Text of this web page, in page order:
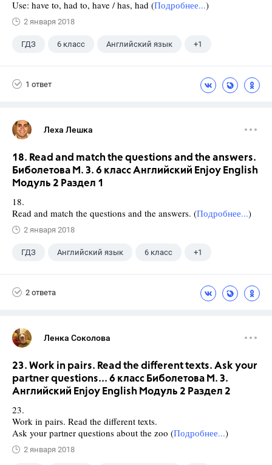
Use: have to, had to, have / has, had (Подробнее...)
2 января 2018
ГДЗ 6 класс Английский язык +1
1 ответ
Леха Лешка
18. Read and match the questions and the answers.
Биболетова М. З. 6 класс Английский Enjoy English
Модуль 2 Раздел 1
18.
Read and match the questions and the answers. (Подробнее...)
2 января 2018
ГДЗ Английский язык 6 класс +1
2 ответа
Ленка Соколова
23. Work in pairs. Read the different texts. Ask your
partner questions... 6 класс Биболетова М. З.
Английский Enjoy English Модуль 2 Раздел 2
23.
Work in pairs. Read the different texts.
Ask your partner questions about the zoo (Подробнее...)
2 января 2018